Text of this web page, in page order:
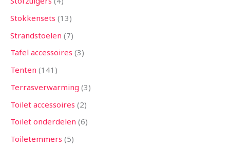
Stokkensets 13
Strandstoelen 7
Tafel accessoires 3
Tenten 141
Terrasverwarming 3
Toilet accessoires 2
Toilet onderdelen 6
Toiletemmers 5